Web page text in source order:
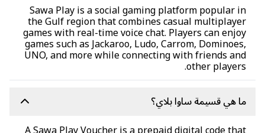
Sawa Play is a social gaming platform popular
the Gulf region that combines casual
games with real-time voice chat. Players can
games such as Jackaroo, Ludo, Carrom,
UNO, and more while connecting with friends
other
هي قسيمة ساوا بلاي؟